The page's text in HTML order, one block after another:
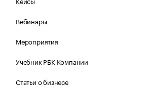
Вебинары
Мероприятия
Учебник РБК Компании
Статьи о бизнесе